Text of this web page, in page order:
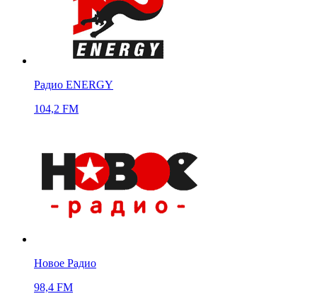
Радио ENERGY
104,2 FM
Новое Радио
98,4 FM